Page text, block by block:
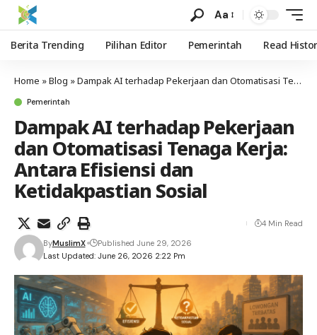
Aa
Berita Trending Pilihan Editor Pemerintah Read
Home »Blog »Dampak AI terhadap Pekerjaan dan Otomatisasi Tenaga Kerja: Antara Efisiensi dan Ketidakpastian Sosial
Pemerintah
Dampak AI terhadap Pekerjaan
dan Otomatisasi Tenaga Kerja:
Antara Efisiensi dan
Ketidakpastian Sosial
Last Updated: June 26, 2026 2:22 Pm
ByMuslimX Published June 29, 2026
4 Min Read